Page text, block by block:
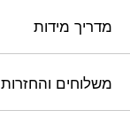
מדריך מידות
משלוחים והחזרות